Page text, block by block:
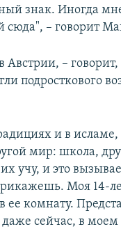
знак. Иногда
– говорит
– говорит,
подросткового
и в исламе,
мир: школа,
учу, и это
Моя 14-
ее комнату.
сейчас, в моем